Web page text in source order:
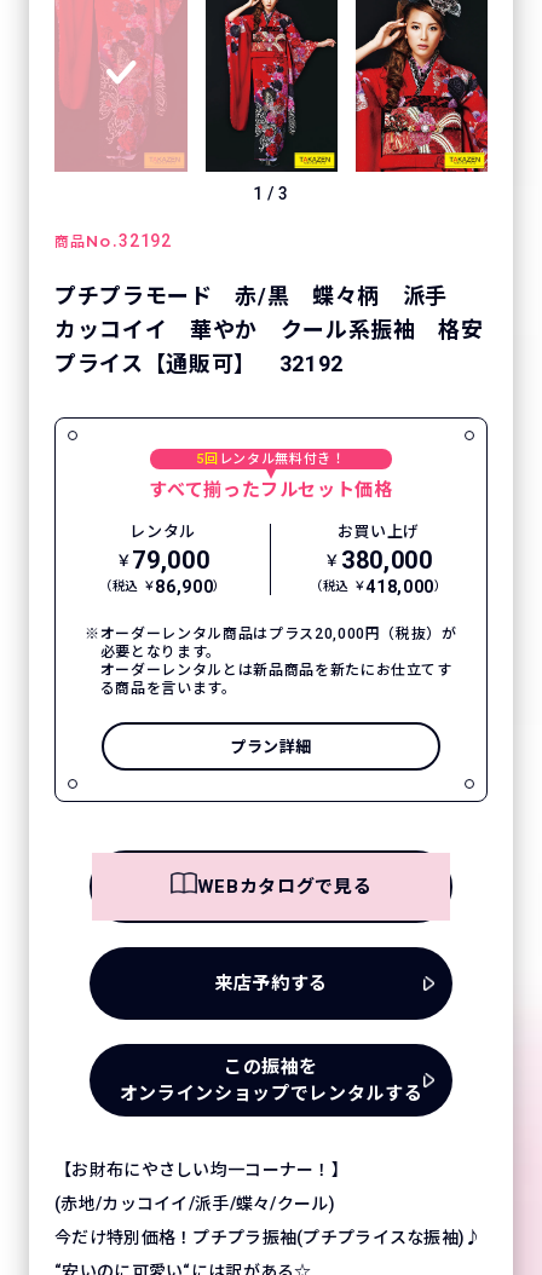
1 /3
商品No.32192
プチプラモード 赤/黒 蝶々柄 派手
カッコイイ 華やか クール系振袖 格安
プライス【通販可】 32192
5回 レンタル無料付き！
すべて揃ったフルセット価格
レンタル
￥ 79,000
（税込 ￥86,900）
お買い上げ
￥ 380,000
（税込 ￥418,000）
オーダーレンタル商品はプラス20,000円（税抜）が
必要となります。
オーダーレンタルとは新品商品を新たにお仕立てす
る商品を言います。
プラン詳細
WEBカタログで見る
来店予約する
この振袖を
オンラインショップでレンタルする
【お財布にやさしい均一コーナー！】
(赤地/カッコイイ/派手/蝶々/クール)
今だけ特別価格！プチプラ振袖(プチプライスな振袖)♪